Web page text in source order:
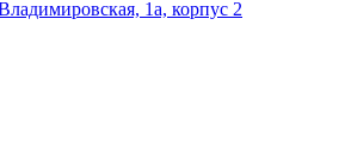
1а, корпус 2